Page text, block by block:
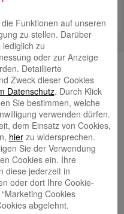
Funktionen auf unseren
zu stellen. Darüber
zu
oder zur Anzeige
Detaillierte
Zweck dieser Cookies
Datenschutz. Durch Klick
Sie bestimmen, welche
verwenden dürfen.
dem Einsatz von Cookies,
hierzu widersprechen.
Sie der Verwendung
Cookies ein. Ihre
diese jederzeit in
oder dort Ihre Cookie-
Cookies
abgelehnt.